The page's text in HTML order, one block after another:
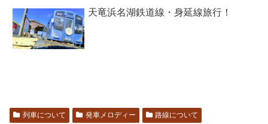
天竜浜名湖鉄道線・身延線旅行！
列車について 発車メロディー
路線について